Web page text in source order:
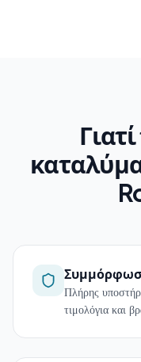
Πλήρης
τιμολόγια και